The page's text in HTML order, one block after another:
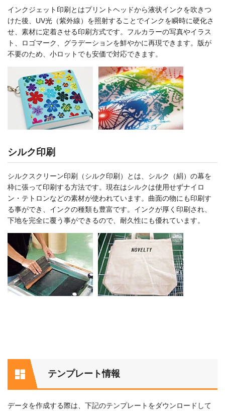
インクジェット印刷とはプリントヘッドから液状インクを吹きつ
けた後、UV光（紫外線）を照射することでインクを瞬時に硬化さ
せ、素材に定着させる印刷方式です。フルカラーの写真やイラス
ト、ロゴマーク、グラデーションを鮮やかに再現できます。版が
不要のため、小ロットでも安価で対応できます。
シルク印刷
シルクスクリーン印刷（シルク印刷）とは、シルク（絹）の幕を
枠に張って印刷する方法です。現在はシルクは使用せずナイロ
ン・テトロンなどの素材が使われています。曲面の物にも印刷す
る事ができ、インクの種類も豊富です。インクが厚く印刷され、
下地を完全に覆う事ができるので、耐久性にも優れています。
テンプレート情報
データを作成する際は、下記のテンプレートをダウンロードして